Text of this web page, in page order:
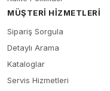
MÜŞTERI HIZMETLERI
Sipariş Sorgula
Detaylı Arama
Kataloglar
Servis Hizmetleri